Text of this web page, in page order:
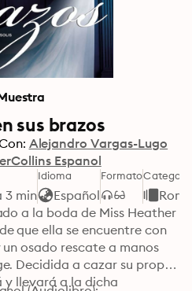
sus brazos
Alejandro Vargas-Lugo
Espanol
3 min
Idioma
Español
Formato
a la boda de Miss Heather
que ella se encuentre con
osado rescate a manos
Decidida a cazar su propio
y llevará a la dicha